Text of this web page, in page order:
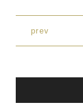
prev